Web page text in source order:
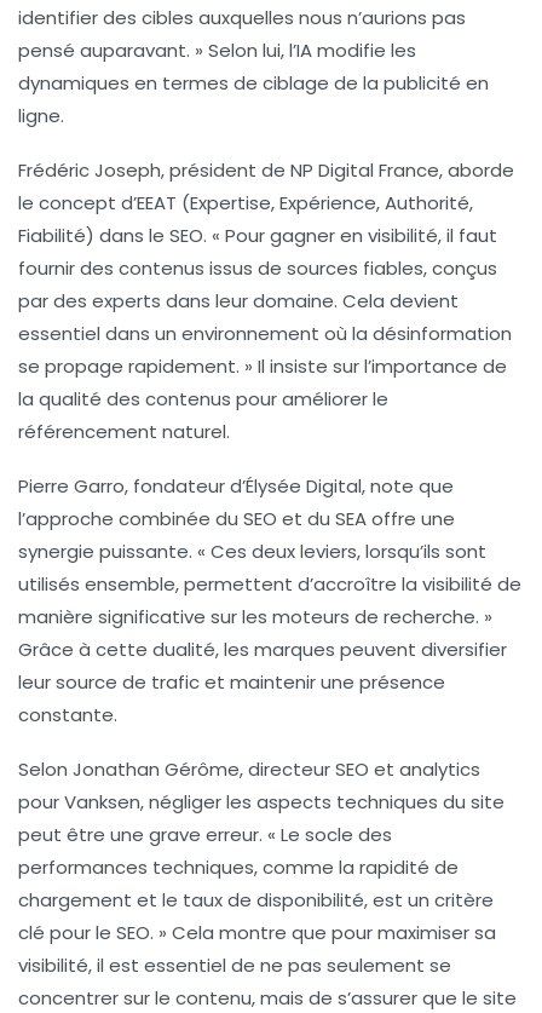
identifier des cibles auxquelles nous n’aurions pas
pensé auparavant. » Selon lui, l’IA modifie les
dynamiques en termes de ciblage de la publicité en
ligne.
Frédéric Joseph, président de NP Digital France, aborde
le concept d’EEAT (Expertise, Expérience, Authorité,
Fiabilité) dans le SEO. « Pour gagner en visibilité, il faut
fournir des contenus issus de sources fiables, conçus
par des experts dans leur domaine. Cela devient
essentiel dans un environnement où la désinformation
se propage rapidement. » Il insiste sur l’importance de
la qualité des contenus pour améliorer le
référencement naturel.
Pierre Garro, fondateur d’Élysée Digital, note que
l’approche combinée du SEO et du SEAoffre une
synergie puissante. « Ces deux leviers, lorsqu’ils sont
utilisés ensemble, permettent d’accroître la visibilité de
manière significative sur les moteurs de recherche. »
Grâce à cette dualité, les marques peuvent diversifier
leur source de trafic et maintenir une présence
constante.
Selon Jonathan Gérôme, directeur SEO et analytics
pour Vanksen, négliger les aspects techniques du site
peut être une grave erreur. « Le socle des
performances techniques, comme la rapidité de
chargement et le taux de disponibilité, est un critère
clé pour le SEO. » Cela montre que pour maximiser sa
visibilité, il est essentiel de ne pas seulement se
concentrer sur le contenu, mais de s’assurer que le site